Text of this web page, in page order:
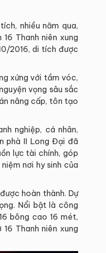
nhiều năm qua,
Thanh niên xung
2016, di tích được
xứng với tầm vóc,
vọng sâu sắc
nâng cấp, tôn tạo
nghiệp, cá nhân,
phà II Long Đại đã
lực tài chính, góp
nơi hy sinh của
hoàn thành. Dự
Nổi bật là công
bông cao 16 mét,
Thanh niên xung